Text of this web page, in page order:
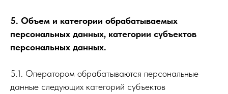
5. Объем и категории обрабатываемых
персональных данных, категории субъектов
персональных данных.
5.1. Оператором обрабатываются персональные
данные следующих категорий субъектов